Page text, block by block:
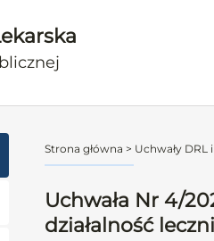
Strona główna > Uchwały DRL
Uchwała Nr 4/
działalność